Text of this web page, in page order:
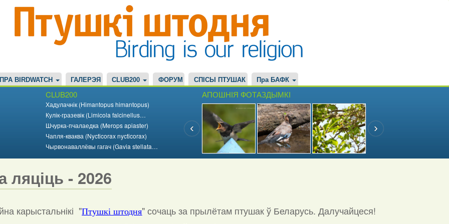
ПРА BIRDWATCH ГАЛЕРЭЯ CLUB200 ФОРУМ СПІСЫ ПТУШАК Пра БАФК
CLUB200
Хадулачнік (Himantopus himantopus)
Кулік-гразевік (Limicola falcinellus…
Шчурка-пчалаедка (Merops apiaster)
Чапля-кваква (Nycticorax nycticorax)
Чырвонаваллёвы гагач (Gavia stellata…
АПОШНІЯ ФОТАЗДЫМКІ
ляціць - 2026
карыстальнікі "Птушкі штодня" сочаць за прылётам птушак ў Беларусь. Далучайцеся!